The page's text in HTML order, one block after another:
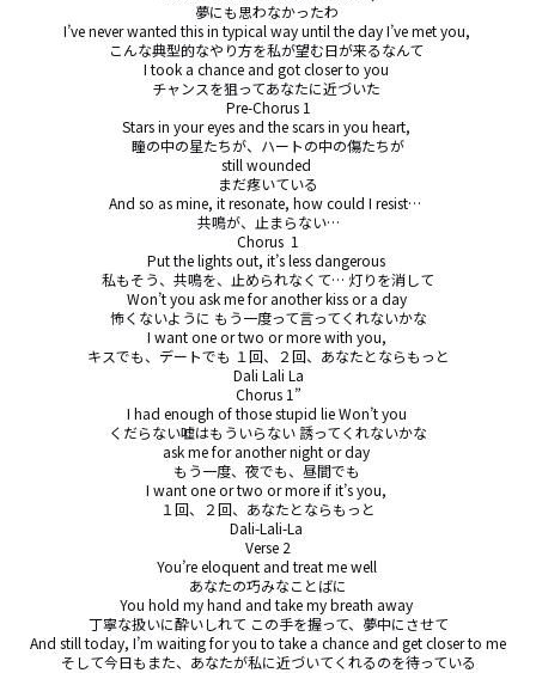
夢にも思わなかったわ
I’ve never wanted this in typical way until the day I’ve met you,
こんな典型的なやり方を私が望む日が来るなんて
I took a chance and got closer to you
チャンスを狙ってあなたに近づいた
Pre-Chorus 1
Stars in your eyes and the scars in you heart,
瞳の中の星たちが、ハートの中の傷たちが
still wounded
まだ疼いている
And so as mine, it resonate, how could I resist…
共鳴が、止まらない…
Chorus  1
Put the lights out, it’s less dangerous
私もそう、共鳴を、止められなくて… 灯りを消して
Won’t you ask me for another kiss or a day
怖くないように もう一度って言ってくれないかな
I want one or two or more with you,
キスでも、デートでも １回、２回、あなたとならもっと
Dali Lali La
Chorus 1”
I had enough of those stupid lie Won’t you
くだらない嘘はもういらない 誘ってくれないかな
ask me for another night or day
もう一度、夜でも、昼間でも
I want one or two or more if it’s you,
１回、２回、あなたとならもっと
Dali-Lali-La
Verse 2
You’re eloquent and treat me well
あなたの巧みなことばに
You hold my hand and take my breath away
丁寧な扱いに酔いしれて この手を握って、夢中にさせて
And still today, I’m waiting for you to take a chance and get closer to me
そして今日もまた、あなたが私に近づいてくれるのを待っている